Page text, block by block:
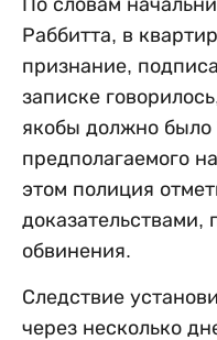
Раббитта, в
признание,
записке
якобы должно было
предполагаемого
этом полиция
обвинения.
Следствие
через несколько